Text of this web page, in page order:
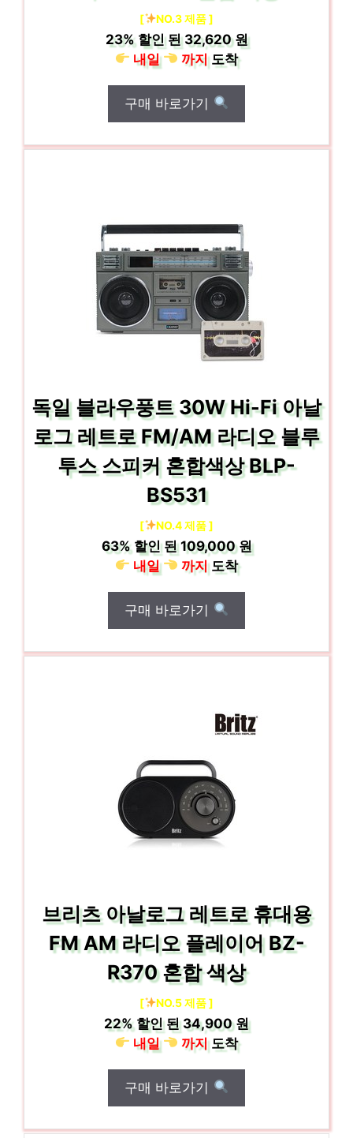
[ NO.3 제품 ]
23%할인 된32,620 원
내일
까지도착
구매 바로가기
독일 블라우풍트 30W Hi-Fi 아날
로그 레트로 FM/AM 라디오 블루
투스 스피커 혼합색상 BLP-
BS531
[ NO.4 제품 ]
63%할인 된109,000 원
내일
까지도착
구매 바로가기
브리츠 아날로그 레트로 휴대용
FM AM 라디오 플레이어 BZ-
R370 혼합 색상
[ NO.5 제품 ]
22% 할인 된34,900 원
내일
까지도착
구매 바로가기